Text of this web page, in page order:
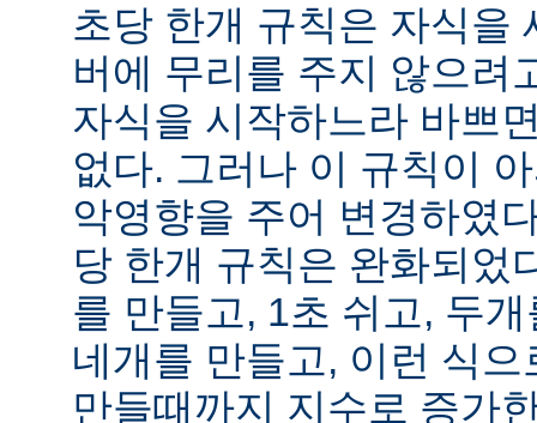
초당 한개 규칙은 자식을
버에 무리를 주지 않으려
자식을 시작하느라 바쁘
없다. 그러나 이 규칙이
악영향을 주어 변경하였
당 한개 규칙은 완화되었
를 만들고, 1초 쉬고, 두
네개를 만들고, 이런 식
만들때까지 지수로 증가